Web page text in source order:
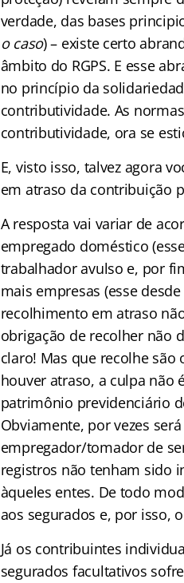
verdade, das bases
o caso) – existe certo
âmbito do RGPS. E esse
no princípio da
contributividade. As
contributividade, ora se
E, visto isso, talvez agora
em atraso da contribuição
A resposta vai variar de
empregado doméstico
trabalhador avulso e, por
mais empresas (esse
recolhimento em atraso
obrigação de recolher não
claro! Mas que recolhe são
houver atraso, a culpa não
patrimônio previdenciário
Obviamente, por vezes
empregador/tomador de
registros não tenham sido
àqueles entes. De todo
aos segurados e, por isso,
Já os contribuintes
segurados facultativos